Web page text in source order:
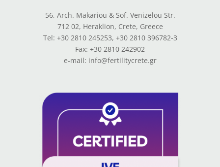
56, Arch. Makariou & Sof. Venizelou Str.
712 02, Heraklion, Crete, Greece
Tel: +30 2810 245253, +30 2810 396782-3
Fax: +30 2810 242902
e-mail: info@fertilitycrete.gr